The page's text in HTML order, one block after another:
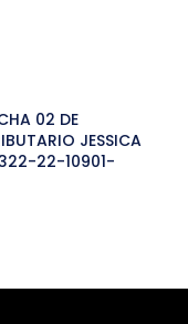
02 DE
JESSICA
322-22-10901-